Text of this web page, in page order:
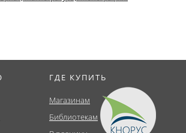
ГДЕ КУПИТЬ
Магазинам
Библиотекам